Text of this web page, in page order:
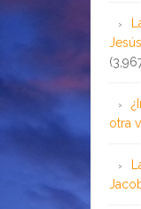
otra